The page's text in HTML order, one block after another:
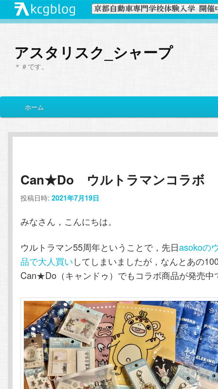
アスタリスク_シャープ
＊＃です。
イ
メ
イ
コ
ン
テ
ン
ツ
へ
移
動
サ
ブ
ン
テ
ン
ツ
へ
移
動
ホーム
Can★Do ウルトラマンコラボ
投稿日時:2021年7月19日
みなさん，こんにちは。
ウルトラマン55周年ということで，先日asokoの
品で大人買いしてしまいましたが，なんとあの
Can★Do（キャンドゥ）でもコラボ商品が発売中